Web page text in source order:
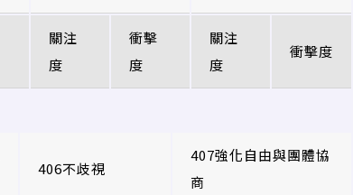
關注
度
衝擊
度
關注
度
衝擊度
406不歧視
407強化自由與團體協
商